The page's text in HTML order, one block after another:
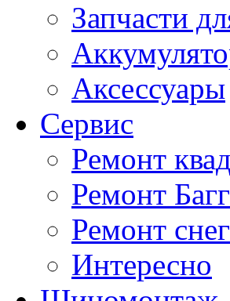
Запчасти
Аксессуары
Сервис
Ремонт
Ремонт
Ремонт
Интересно